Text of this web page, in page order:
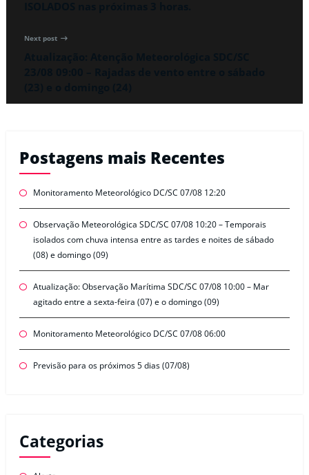
Next post
Postagens mais Recentes
Monitoramento Meteorológico DC/SC 07/08 12:20
Observação Meteorológica SDC/SC 07/08 10:20 – Temporais
isolados com chuva intensa entre as tardes e noites de sábado
(08) e domingo (09)
Atualização: Observação Marítima SDC/SC 07/08 10:00 – Mar
agitado entre a sexta-feira (07) e o domingo (09)
Monitoramento Meteorológico DC/SC 07/08 06:00
Previsão para os próximos 5 dias (07/08)
Categorias